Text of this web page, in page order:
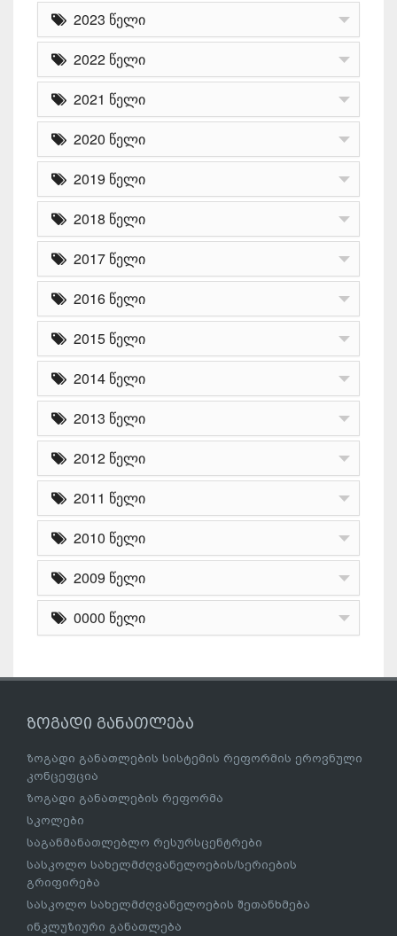
2023 წელი
2022 წელი
2021 წელი
2020 წელი
2019 წელი
2018 წელი
2017 წელი
2016 წელი
2015 წელი
2014 წელი
2013 წელი
2012 წელი
2011 წელი
2010 წელი
2009 წელი
0000 წელი
ზოგადი განათლება
ზოგადი განათლების სისტემის რეფორმის ეროვნული
კონცეფცია
ზოგადი განათლების რეფორმა
სკოლები
საგანმანათლებლო რესურსცენტრები
სასკოლო სახელმძღვანელოების/სერიების
გრიფირება
სასკოლო სახელმძღვანელოების შეთანხმება
ინკლუზიური განათლება